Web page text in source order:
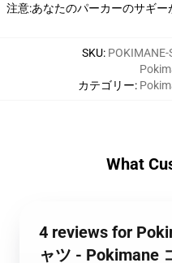
注意:あなたのパーカーのサギ
SKU: POKIMANE-
カテゴリー:
What
4 reviews for
ャツ - Pokimane